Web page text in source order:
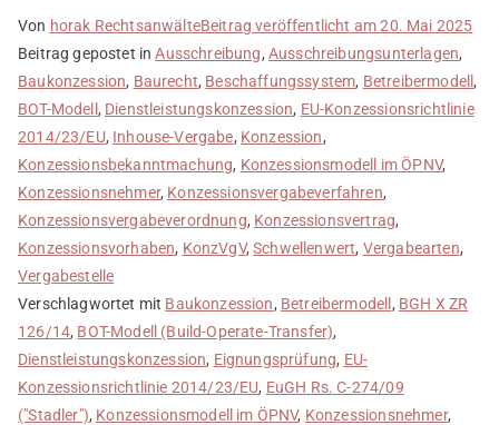
Von horak RechtsanwälteBeitrag veröffentlicht am20. Mai 2025
Beitrag gepostet inAusschreibung, Ausschreibungsunterlagen,
Baukonzession, Baurecht, Beschaffungssystem, Betreibermodell,
BOT-Modell , Dienstleistungskonzession, EU-Konzessionsrichtlinie
2014/23/EU, Inhouse-Vergabe, Konzession,
Konzessionsbekanntmachung, Konzessionsmodell im ÖPNV,
Konzessionsnehmer, Konzessionsvergabeverfahren,
Konzessionsvergabeverordnung, Konzessionsvertrag,
Konzessionsvorhaben, KonzVgV,Schwellenwert, Vergabearten,
Vergabestelle
Verschlagwortet mit Baukonzession, Betreibermodell , BGH X ZR
126/14, BOT-Modell (Build-Operate-Transfer),
Dienstleistungskonzession, Eignungsprüfung, EU-
Konzessionsrichtlinie 2014/23/EU, EuGH Rs. C-274/09
("Stadler"), Konzessionsmodell im ÖPNV, Konzessionsnehmer,